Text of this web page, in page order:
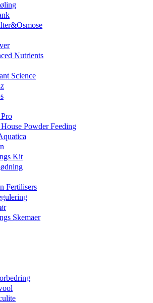
Nutrients
Science
Powder Feeding
Kit
Fertilisers
Skemaer